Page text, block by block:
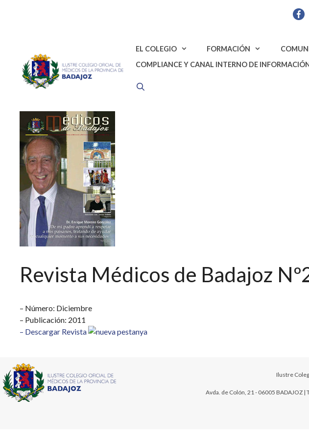
EL COLEGIO FORMACIÓN
COMPLIANCE Y CANAL INTERNO DE
Revista Médicos de Badajoz
– Número: Diciembre
– Publicación: 2011
– Descargar Revista
Ilustre
Avda. de Colón, 21 - 06005 BADAJOZ